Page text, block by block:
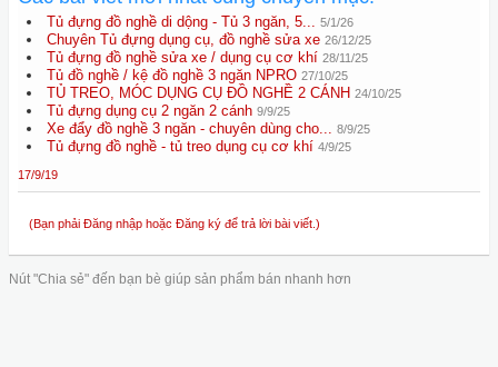
Tủ đựng đồ nghề di dộng - Tủ 3 ngăn, 5... 5/1/26
Chuyên Tủ đựng dụng cụ, đồ nghề sửa xe 26/12/25
Tủ đựng đồ nghề sửa xe / dụng cụ cơ khí 28/11/25
Tủ đồ nghề / kệ đồ nghề 3 ngăn NPRO 27/10/25
TỦ TREO, MÓC DỤNG CỤ ĐỒ NGHỀ 2 CÁNH 24/10/25
Tủ đựng dụng cụ 2 ngăn 2 cánh 9/9/25
Xe đẩy đồ nghề 3 ngăn - chuyên dùng cho... 8/9/25
Tủ đựng đồ nghề - tủ treo dụng cụ cơ khí 4/9/25
17/9/19
(Bạn phải Đăng nhập hoặc Đăng ký để trả lời bài viết.)
Nút "Chia sẻ" đến bạn bè giúp sản phẩm bán nhanh hơn